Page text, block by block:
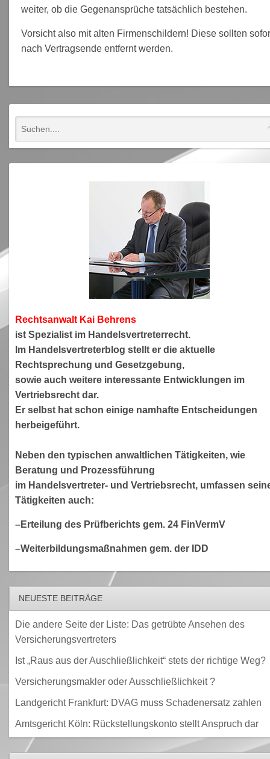
weiter, ob die Gegenansprüche tatsächlich bestehen.
Vorsicht also mit alten Firmenschildern! Diese sollten
nach Vertragsende entfernt werden.
Rechtsanwalt Kai Behrens
ist Spezialist im Handelsvertreterrecht.
Im Handelsvertreterblog stellt er die aktuelle
Rechtsprechung und Gesetzgebung,
sowie auch weitere interessante Entwicklungen im
Vertriebsrecht dar.
Er selbst hat schon einige namhafte Entscheidungen
herbeigeführt.
Neben den typischen anwaltlichen Tätigkeiten, wie
Beratung und Prozessführung
im Handelsvertreter- und Vertriebsrecht, umfassen
Tätigkeiten auch:
–Erteilung des Prüfberichts gem. 24 FinVermV
–Weiterbildungsmaßnahmen gem. der IDD
NEUESTE BEITRÄGE
Die andere Seite der Liste: Das getrübte Ansehen des
Versicherungsvertreters
Ist „Raus aus der Auschließlichkeit“ stets der richtige Weg?
Versicherungsmakler oder Ausschließlichkeit ?
Landgericht Frankfurt: DVAG muss Schadenersatz zahlen
Amtsgericht Köln: Rückstellungskonto stellt Anspruch dar